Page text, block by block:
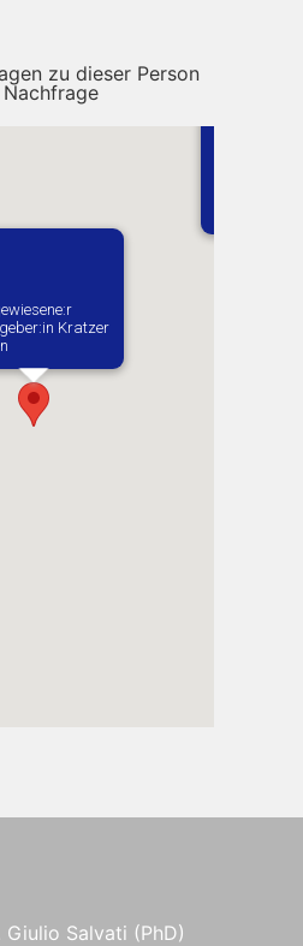
zu dieser Person
Kratzer
Giulio Salvati (PhD)